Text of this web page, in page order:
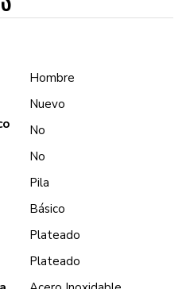
Hombre
Nuevo
No
No
Pila
Básico
Plateado
Plateado